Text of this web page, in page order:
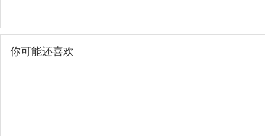
你可能还喜欢